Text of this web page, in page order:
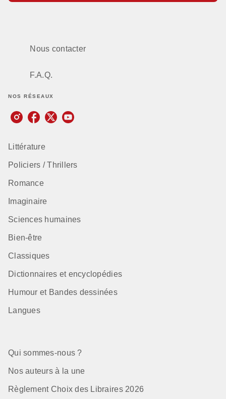
Nous contacter
F.A.Q.
NOS RÉSEAUX
Littérature
Policiers / Thrillers
Romance
Imaginaire
Sciences humaines
Bien-être
Classiques
Dictionnaires et encyclopédies
Humour et Bandes dessinées
Langues
Qui sommes-nous ?
Nos auteurs à la une
Règlement Choix des Libraires 2026